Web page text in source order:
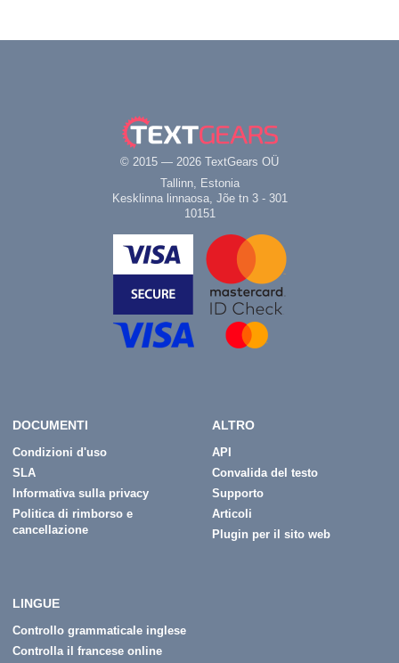
© 2015 — 2026 TextGears OÜ
Tallinn, Estonia
Kesklinna linnaosa, Jõe tn 3 - 301
10151
DOCUMENTI
Condizioni d'uso
SLA
Informativa sulla privacy
Politica di rimborso e
cancellazione
ALTRO
API
Convalida del testo
Supporto
Articoli
Plugin per il sito web
LINGUE
Controllo grammaticale inglese
Controlla il francese online